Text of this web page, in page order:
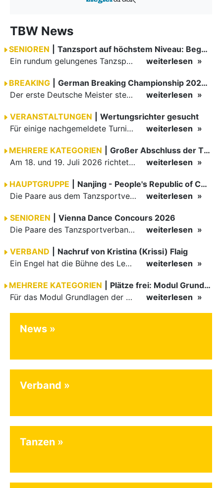
TBW News
SENIOREN
Tanzsport auf höchstem Niveau: Begeisterung bei den Turnieren in…
Ein rundum gelungenes Tanzsport-Wochenende liegt hinter den Paaren und Organisatoren in Enzklösterle. Am 1. und 2. August 2026 verwandelte sich die Festhalle wieder in einen lebendigen Mittelpunkt des…
weiterlesen
BREAKING
German Breaking Championship 2026 in Hannover
Der erste Deutsche Meister steht fest B-Boy Roman siegt bei den Juniors
weiterlesen
VERANSTALTUNGEN
Wertungsrichter gesucht
Für einige nachgemeldete Turniere im 2 Halbjahr sucht der ZWE noch Wertungsrichter.
weiterlesen
MEHRERE KATEGORIEN
Großer Abschluss der TBW-Trophy in Weinheim
Am 18. und 19. Juli 2026 richtete die Tanzsportabteilung (TSA) der TSG 1862 Weinheim das Abschlussturnier der diesjährigen TBW-Trophy-Serie aus. Zum traditionellen Saisonfinale kamen rund 400 Starts über…
weiterlesen
HAUPTGRUPPE
Nanjing - People's Republic of China
Die Paare aus dem Tanzsportverband Baden-Württemberg (TBW) haben beim hochklassig besetzten WDSF GrandSlam im chinesischen Nanjing wieder einmal auf internationalem Top-Niveau geglänzt. Das…
weiterlesen
SENIOREN
Vienna Dance Concours 2026
Die Paare des Tanzsportverbandes Baden-Württemberg (TBW) glänzten auf dem internationalen Parkett des Vienna Dance Concourse 2026 im Wiener Rathaus mit hervorragenden Platzierungen Ergebnisse unter: …
weiterlesen
VERBAND
Nachruf von Kristina (Krissi) Flaig
Ein Engel hat die Bühne des Lebens verlassen. Viel zu früh, plötzlich und für uns alle unfassbar, wurde unsere geliebte Kristina (Krissi) Flaig im Alter von 36 Jahren aus dem Leben gerissen. Das Tanzen…
weiterlesen
MEHRERE KATEGORIEN
Plätze frei: Modul Grundlagen
Für das Modul Grundlagen der Breitensportausbildung vom 10. bis 13. September an der Landessportschule Albstadt sind noch Plätze frei. Das Modul kann auch für den Lizenzerhalt (30 LE fachlich) genutzt…
weiterlesen
News
Verband
Tanzen